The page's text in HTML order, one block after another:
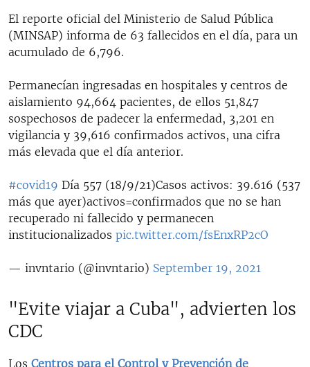
El reporte oficial del Ministerio de Salud Pública
(MINSAP) informa de 63 fallecidos en el día, para un
acumulado de 6,796.
Permanecían ingresadas en hospitales y centros de
aislamiento 94,664 pacientes, de ellos 51,847
sospechosos de padecer la enfermedad, 3,201 en
vigilancia y 39,616 confirmados activos, una cifra
más elevada que el día anterior.
#covid19 Día 557 (18/9/21)Casos activos: 39.616 (537
más que ayer)activos=confirmados que no se han
recuperado ni fallecido y permanecen
institucionalizados pic.twitter.com/fsEnxRP2cO
— invntario (@invntario) September 19, 2021
"Evite viajar a Cuba", advierten los
CDC
Los Centros para el Control y Prevención de